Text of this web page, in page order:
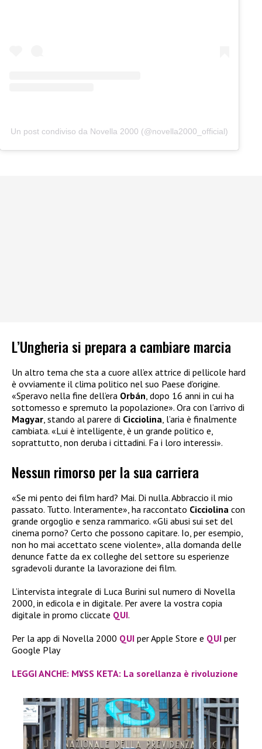
Un post condiviso da Novella 2000 (@novella2000_official)
L’Ungheria si prepara a cambiare marcia
Un altro tema che sta a cuore all’ex attrice di pellicole hard
è ovviamente il clima politico nel suo Paese d’origine.
«Speravo nella fine dell’era Orbán , dopo 16 anni in cui ha
sottomesso e spremuto la popolazione». Ora con l’arrivo di
Magyar , stando al parere di Cicciolina , l’aria è finalmente
cambiata. «Lui è intelligente, è un grande politico e,
soprattutto, non deruba i cittadini. Fa i loro interessi».
Nessun rimorso per la sua carriera
«Se mi pento dei film hard? Mai. Di nulla. Abbraccio il mio
passato. Tutto. Interamente», ha raccontato Cicciolina con
grande orgoglio e senza rammarico. «Gli abusi sui set del
cinema porno? Certo che possono capitare. Io, per esempio,
non ho mai accettato scene violente», alla domanda delle
denunce fatte da ex colleghe del settore su esperienze
sgradevoli durante la lavorazione dei film.
L’intervista integrale di Luca Burini sul numero di Novella
2000, in edicola e in digitale. Per avere la vostra copia
digitale in promo cliccate QUI.
Per la app di Novella 2000 QUI per Apple Store e QUI per
Google Play
LEGGI ANCHE: M¥SS KETA: La sorellanza è rivoluzione